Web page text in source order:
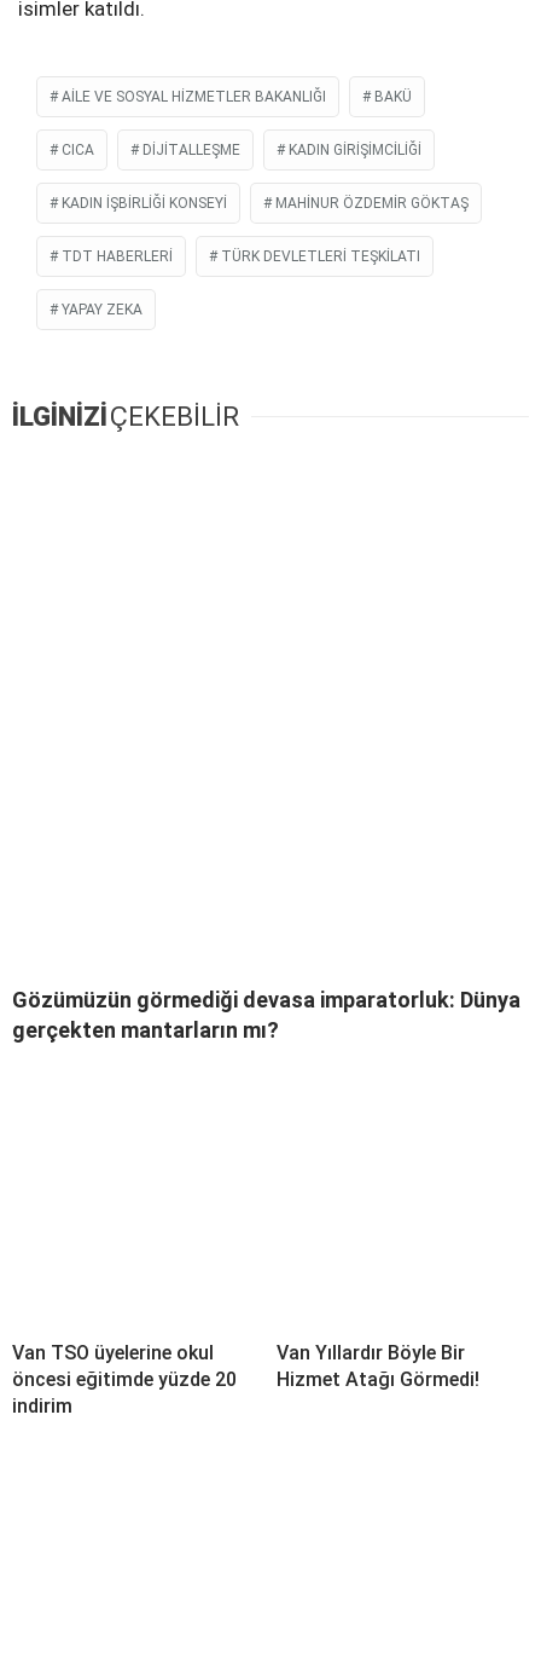
isimler katıldı.
AİLE VE SOSYAL HİZMETLER BAKANLIĞI BAKÜ
CICA DIJITALLEŞME KADIN GIRIŞIMCILIĞI
KADIN İŞBIRLIĞI KONSEYI MAHINUR ÖZDEMIR GÖKTAŞ
TDT HABERLERI TÜRK DEVLETLERI TEŞKILATI
YAPAY ZEKA
İLGİNİZİÇEKEBİLİR
Gözümüzün görmediği devasa imparatorluk: Dünya
gerçekten mantarların mı?
Van TSO üyelerine okul
öncesi eğitimde yüzde 20
indirim
Van Yıllardır Böyle Bir
Hizmet Atağı Görmedi!